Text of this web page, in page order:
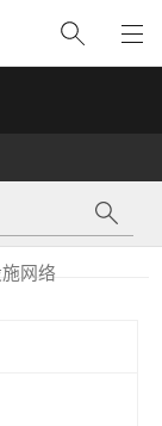
网络